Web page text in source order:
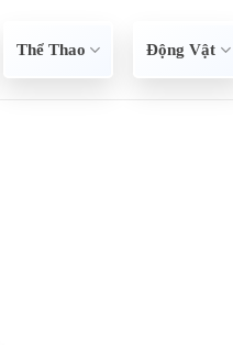
Thể Thao Động Vật